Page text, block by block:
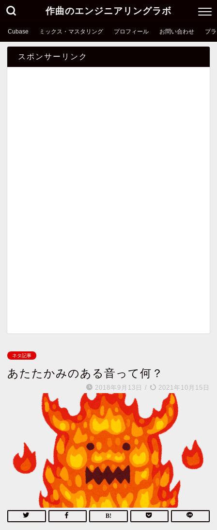
作曲のエンジニアリングラボ
Cubase ミックス・マスタリング プロフィール お問い合わせ プ
スポンサーリンク
ネタ記事
あたたかみのある音って何？
2018年9月13日 / 2021年10月15日